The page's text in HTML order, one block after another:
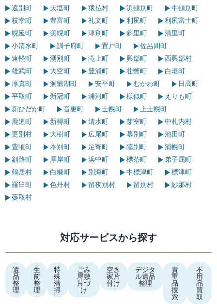
遠別町
天塩町 猿払村 浜頓別町
中頓別町
枝幸町
豊富町 礼文町 利尻町
利尻富士町
幌延町
美幌町 津別町 斜里町
清里町
小清水町
訓子府町 置戸町
佐呂間町
遠軽町
湧別町 滝上町 興部町
西興部村
雄武町
大空町 豊浦町 壮瞥町
白老町
厚真町
洞爺湖町 安平町 むかわ町
日高町
平取町
新冠町 浦河町 様似町
えりも町
新ひだか町
音更町 士幌町
上士幌町
鹿追町
新得町 清水町 芽室町
中札内村
更別村
大樹町 広尾町 幕別町
池田町
豊頃町
本別町 足寄町 陸別町
浦幌町
釧路町
厚岸町 浜中町 標茶町
弟子屈町
鶴居村
白糠町 別海町 中標津町
標津町
羅臼町
色丹村 留夜別村 留別村
紗那村
蘂取村
対応サービスから探す
遺
品
整
理
生
前
整
理
特
殊
清
掃
ごみ
屋敷
片づ
け
空き
家片
付け
デジタ
ル遺品
整理
貴
重
品
捜
索
不
用
品
買
取